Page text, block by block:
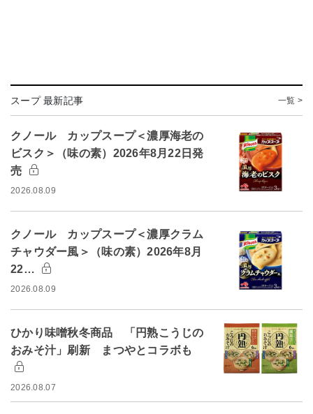
スープ 最新記事 一覧 >
クノール カップスープ＜濃厚海老の
ビスク＞（味の素）2026年8月22日発
売
2026.08.09
クノール カップスープ＜濃厚クラム
チャウダー風＞（味の素）2026年8月
22…
2026.08.09
ひかり味噌秋冬商品 「円熟こうじの
おみそ汁」刷新 まつやとコラボも
2026.08.07